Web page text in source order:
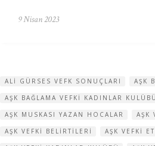
9 Nisan 2023
ALI GÜRSES VEFK SONUÇLARI
AŞK
AŞK BAĞLAMA VEFKI KADINLAR KULÜBÜ
AŞK MUSKASI YAZAN HOCALAR
AŞK
AŞK VEFKI BELIRTILERI
AŞK VEFKI